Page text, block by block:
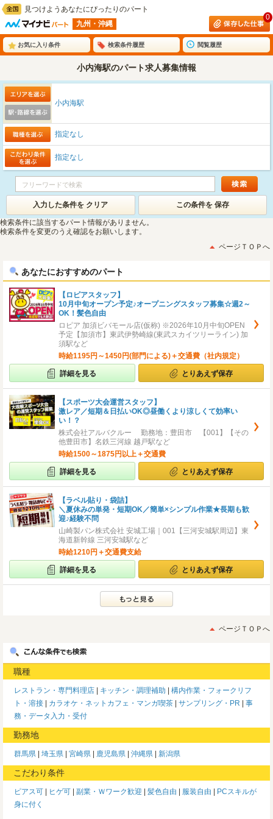
見つけようあなたにぴったりのパート
九州・沖縄
0
お気に入り条件 検索条件履歴 閲覧履歴
小内海駅のパート求人募集情報
小内海駅
指定なし
指定なし
入力した条件を クリア この条件を 保存
検索条件に該当するパート情報がありません。
検索条件を変更のうえ確認をお願いします。
ページＴＯＰへ
あなたにおすすめのパート
【ロピアスタッフ】
10月中旬オープン予定♪オープニングスタッフ募集☆週2～
OK！髪色自由
ロピア 加須ビバモール店(仮称) ※2026年10月中旬OPEN
予定【加須市】東武伊勢崎線(東武スカイツリーライン) 加
須駅など
時給1195円～1450円(部門による)＋交通費（社内規定）
詳細を見る とりあえず保存
【スポーツ大会運営スタッフ】
激レア／短期＆日払いOK◎昼働くより涼しくて効率い
い！？
株式会社アルバクルー 勤務地：豊田市 【001】【その
他豊田市】名鉄三河線 越戸駅など
時給1500～1875円以上＋交通費
詳細を見る とりあえず保存
【ラベル貼り・袋詰】
＼夏休みの単発・短期OK／簡単×シンプル作業★長期も歓
迎♪経験不問
山崎製パン株式会社 安城工場｜001【三河安城駅周辺】東
海道新幹線 三河安城駅など
時給1210円＋交通費支給
詳細を見る とりあえず保存
ページＴＯＰへ
職種
レストラン・専門料理店 キッチン・調理補助
構内作業・フォークリフ
ト・溶接
カラオケ・ネットカフェ・マンガ喫茶 サンプリング・PR
事
務・データ入力・受付
勤務地
群馬県 埼玉県 宮崎県 鹿児島県 沖縄県 新潟県
こだわり条件
ピアス可 ヒゲ可 副業・Ｗワーク歓迎 髪色自由 服装自由
PCスキルが
身に付く